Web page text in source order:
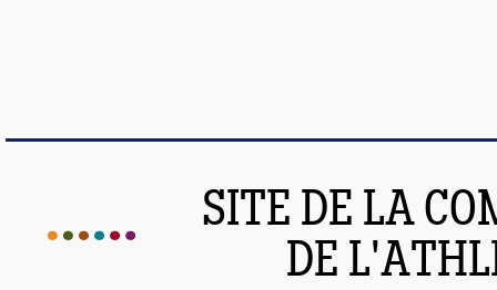
SITE DE LA
DE